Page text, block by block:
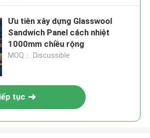
Ưu tiên xây dựng Glasswool
Sandwich Panel cách nhiệt
1000mm chiều rộng
MOQ： Discussible
tục